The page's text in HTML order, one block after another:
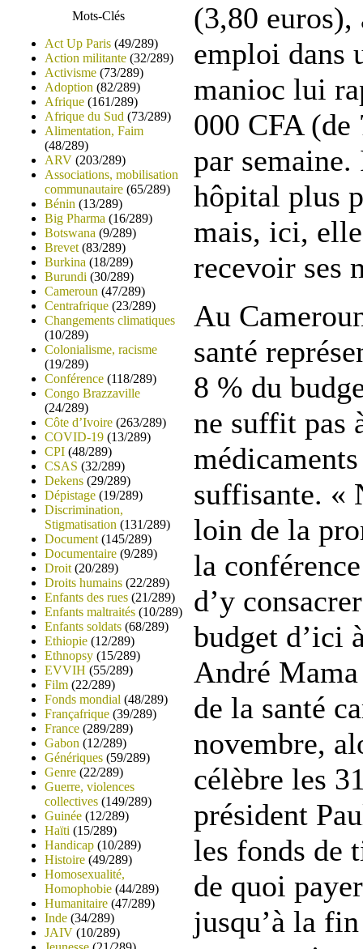
Mots-Clés
Act Up Paris (49/289)
Action militante (32/289)
Activisme (73/289)
Adoption (82/289)
Afrique (161/289)
Afrique du Sud (73/289)
Alimentation, Faim
(48/289)
ARV (203/289)
Associations, mobilisation
communautaire (65/289)
Bénin (13/289)
Big Pharma (16/289)
Botswana (9/289)
Brevet (83/289)
Burkina (18/289)
Burundi (30/289)
Cameroun (47/289)
Centrafrique (23/289)
Changements climatiques
(10/289)
Colonialisme, racisme
(19/289)
Conférence (118/289)
Congo Brazzaville
(24/289)
Côte d’Ivoire (263/289)
COVID-19 (13/289)
CPI (48/289)
CSAS (32/289)
Dekens (29/289)
Dépistage (19/289)
Discrimination,
Stigmatisation (131/289)
Document (145/289)
Documentaire (9/289)
Droit (20/289)
Droits humains (22/289)
Enfants des rues (21/289)
Enfants maltraités (10/289)
Enfants soldats (68/289)
Ethiopie (12/289)
Ethnopsy (15/289)
EVVIH (55/289)
Film (22/289)
Fonds mondial (48/289)
Françafrique (39/289)
France (289/289)
Gabon (12/289)
Génériques (59/289)
Genre (22/289)
Guerre, violences
collectives (149/289)
Guinée (12/289)
Haïti (15/289)
Handicap (10/289)
Histoire (49/289)
Homosexualité,
Homophobie (44/289)
Humanitaire (47/289)
Inde (34/289)
JAIV (10/289)
(3,80 euros),
emploi dans
manioc lui
000 CFA (de
par
hôpital plus
mais, ici,
recevoir ses
Au
santé
8 % du
ne suffit pas
suffisante. «
loin de la
la
d’y
budget d’ici
André
de la santé
novembre,
célèbre les
président
les fonds de
de quoi
jusqu’à la